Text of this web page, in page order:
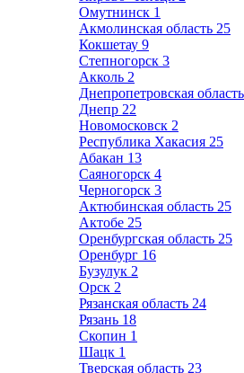
Омутнинск 1
Акмолинская область 25
Кокшетау 9
Степногорск 3
Акколь 2
Днепропетровская область
Днепр 22
Новомосковск 2
Республика Хакасия 25
Абакан 13
Саяногорск 4
Черногорск 3
Актюбинская область 25
Актобе 25
Оренбургская область 25
Оренбург 16
Бузулук 2
Орск 2
Рязанская область 24
Рязань 18
Скопин 1
Шацк 1
Тверская область 23